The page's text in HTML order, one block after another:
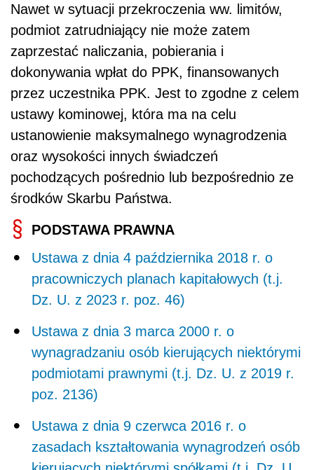
Nawet w sytuacji przekroczenia ww. limitów,
podmiot zatrudniający nie może zatem
zaprzestać naliczania, pobierania i
dokonywania wpłat do PPK, finansowanych
przez uczestnika PPK. Jest to zgodne z celem
ustawy kominowej, która ma na celu
ustanowienie maksymalnego wynagrodzenia
oraz wysokości innych świadczeń
pochodzących pośrednio lub bezpośrednio ze
środków Skarbu Państwa.
PODSTAWA PRAWNA
Ustawa z dnia 4 października 2018 r. o
pracowniczych planach kapitałowych (t.j.
Dz. U. z 2023 r. poz. 46)
Ustawa z dnia 3 marca 2000 r. o
wynagradzaniu osób kierujących niektórymi
podmiotami prawnymi (t.j. Dz. U. z 2019 r.
poz. 2136)
Ustawa z dnia 9 czerwca 2016 r. o
zasadach kształtowania wynagrodzeń osób